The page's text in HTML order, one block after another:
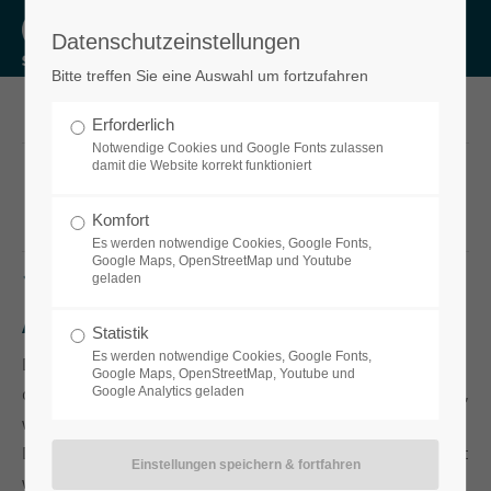
Login
Passwort
Anmelden
Register|Lost your password?
Support
Datenschutz
1. Datenschutz auf einen Blick
Allgemeine Hinweise
Die folgenden Hinweise geben einen einfachen Überblick
darüber, was mit Ihren personenbezogenen Daten passiert,
wenn Sie unsere Website besuchen. Personenbezogene
Daten sind alle Daten, mit denen Sie persönlich identifiziert
werden können. Ausführliche Informationen zum Thema
Datenschutzeinstellungen
Bitte treffen Sie eine Auswahl um fortzufahren
Erforderlich
Notwendige Cookies und Google Fonts zulassen
damit die Website korrekt funktioniert
Komfort
Es werden notwendige Cookies, Google Fonts,
Google Maps, OpenStreetMap und Youtube
geladen
Statistik
Es werden notwendige Cookies, Google Fonts,
Google Maps, OpenStreetMap, Youtube und
Google Analytics geladen